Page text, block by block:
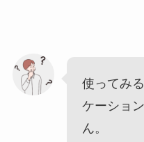
使ってみ
ケーショ
ん。